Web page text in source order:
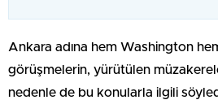
Ankara adına hem Washington
görüşmelerin, yürütülen
nedenle de bu konularla ilgili